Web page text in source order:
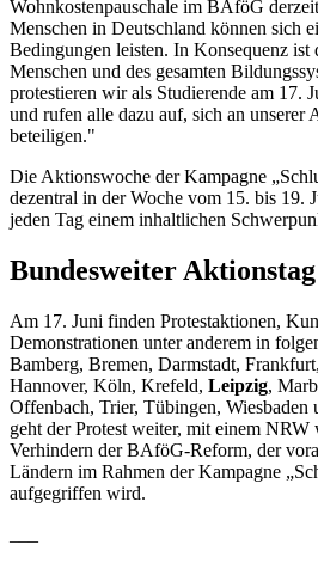
Wohnkostenpauschale im BAföG
Menschen in Deutschland können sich
Bedingungen leisten. In Konsequenz ist
Menschen und des gesamten
protestieren wir als Studierende am 17.
und rufen alle dazu auf, sich an unserer
beteiligen."
Die Aktionswoche der Kampagne
dezentral in der Woche vom 15. bis 19.
jeden Tag einem inhaltlichen
Bundesweiter
Am 17. Juni finden Protestaktionen,
Demonstrationen unter anderem in
Bamberg, Bremen, Darmstadt,
Hannover, Köln, Krefeld, Leipzig,
Offenbach, Trier, Tübingen,
geht der Protest weiter, mit einem NRW
Verhindern der BAföG-Reform, der
Ländern im Rahmen der Kampagne
aufgegriffen wird.